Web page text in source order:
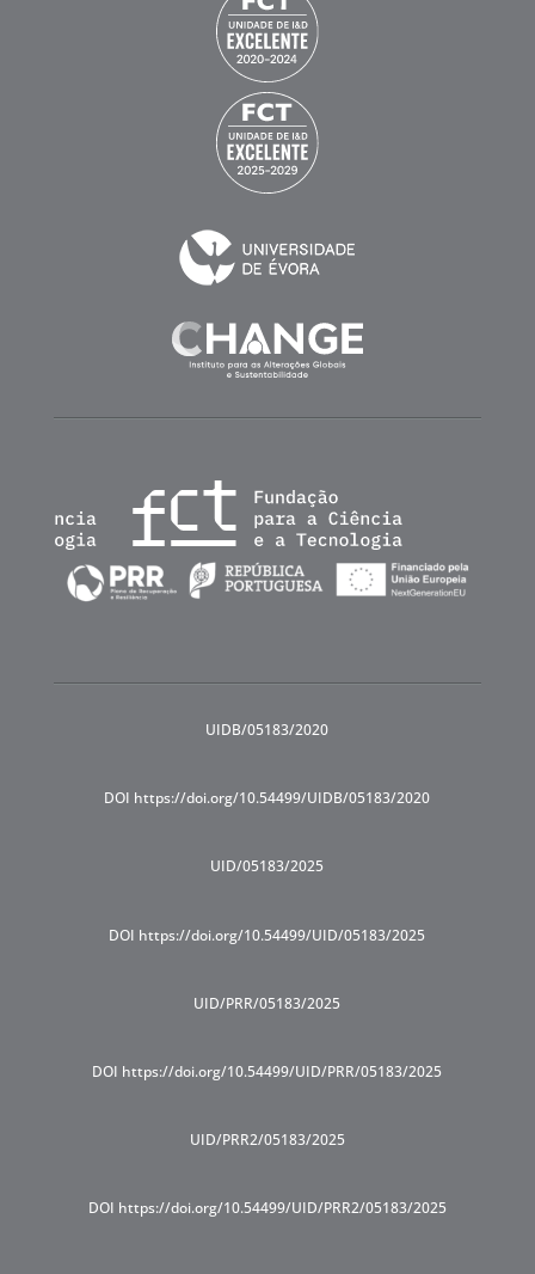
UIDB/05183/2020
DOI https://doi.org/10.54499/UIDB/05183/2020
UID/05183/2025
DOI https://doi.org/10.54499/UID/05183/2025
UID/PRR/05183/2025
DOI https://doi.org/10.54499/UID/PRR/05183/2025
UID/PRR2/05183/2025
DOI https://doi.org/10.54499/UID/PRR2/05183/2025